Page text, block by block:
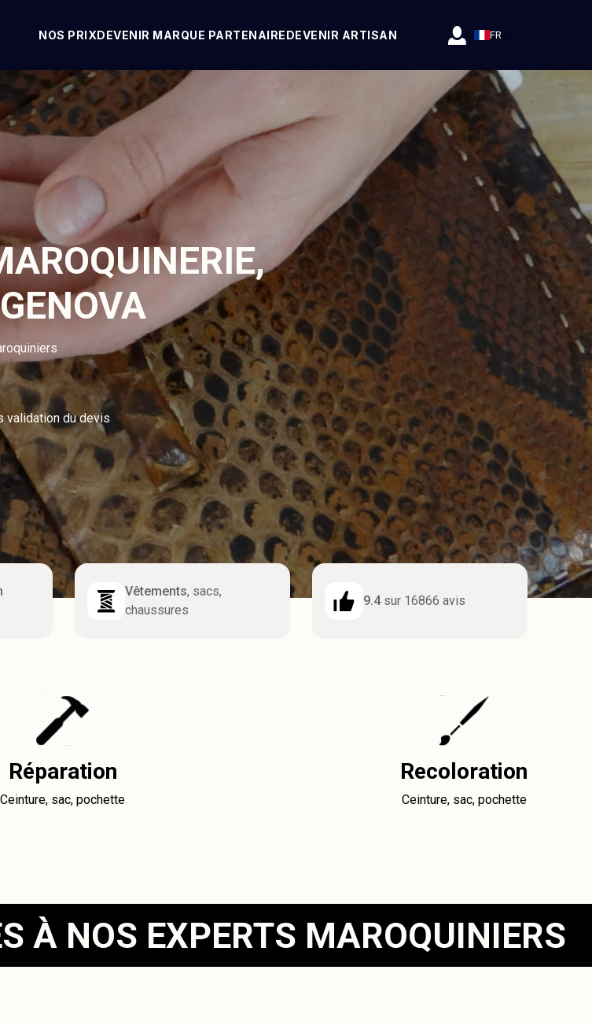
NOS PRIXDEVENIR MARQUE PARTENAIREDEVENIR ARTISAN FR
validation du devis
Vêtements, sacs,
chaussures
9.4sur 16866 avis
Réparation
Ceinture, sac, pochette
Recoloration
Ceinture, sac, pochette
À NOS EXPERTS MAROQUINIERS